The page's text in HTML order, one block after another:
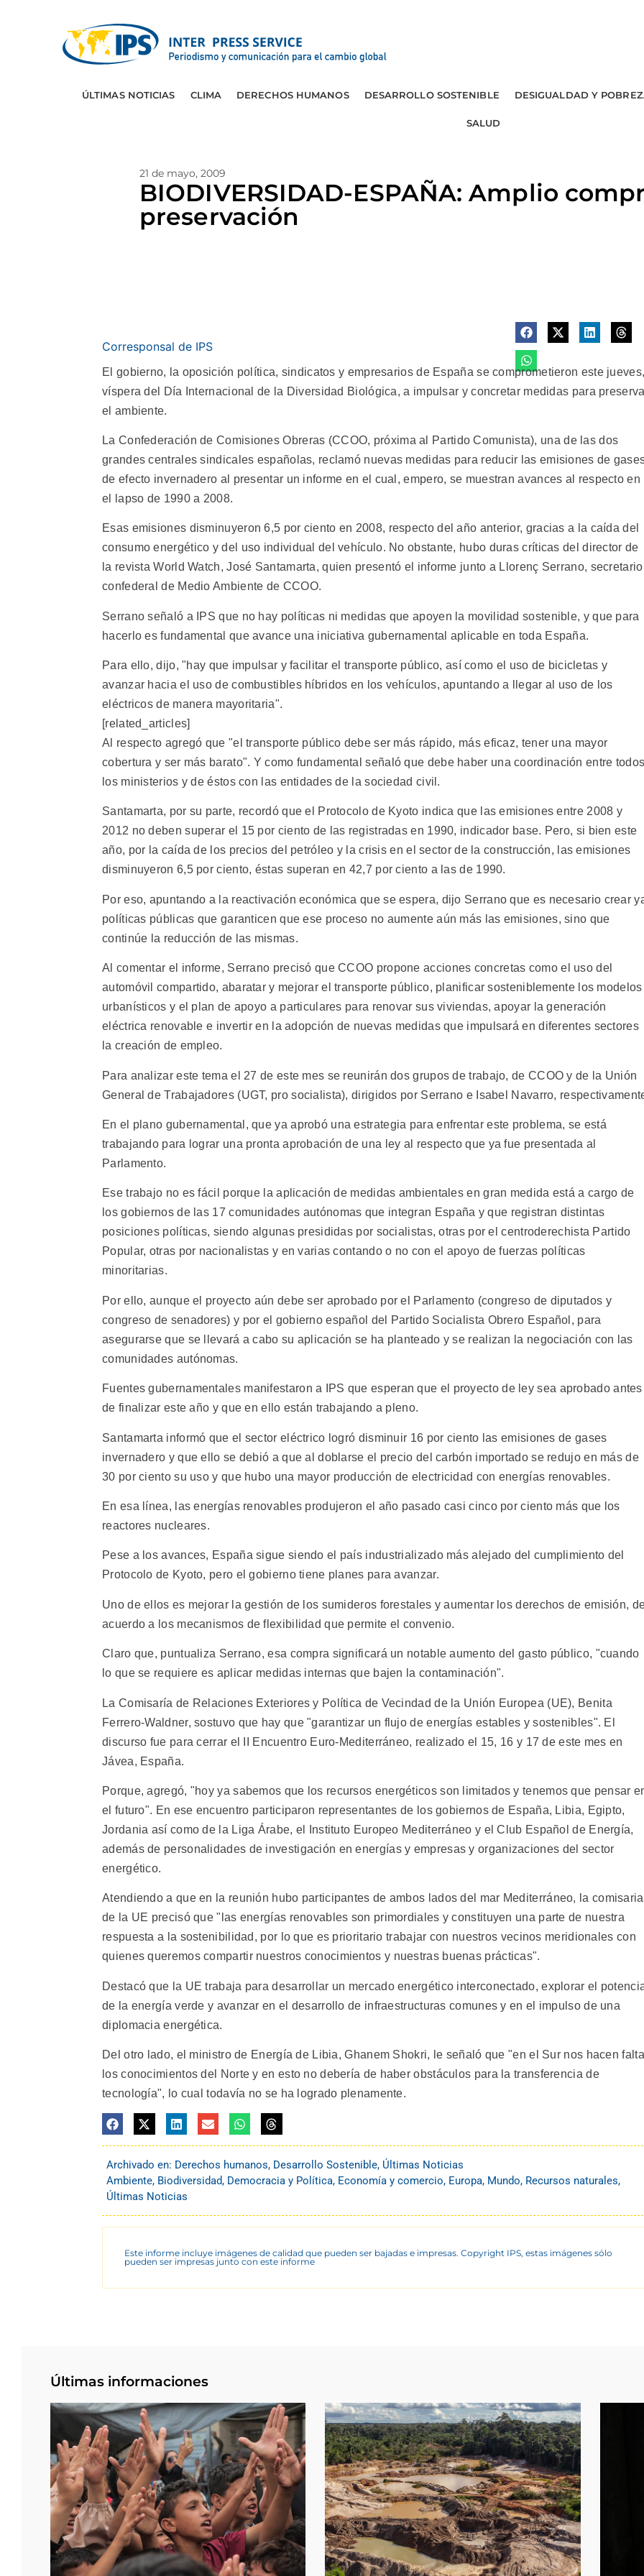
ÚLTIMAS NOTICIAS CLIMA DERECHOS HUMANOS DESARROLLO SOSTENIBLE DESIGUALDAD Y
SALUD
21 de mayo, 2009
BIODIVERSIDAD-ESPAÑA: Amplio
preservación
Corresponsal de IPS
El gobierno, la oposición política, sindicatos y empresarios de España se comprometieron este
víspera del Día Internacional de la Diversidad Biológica, a impulsar y concretar medidas para
el ambiente.
La Confederación de Comisiones Obreras (CCOO, próxima al Partido Comunista), una de las dos
grandes centrales sindicales españolas, reclamó nuevas medidas para reducir las emisiones de
de efecto invernadero al presentar un informe en el cual, empero, se muestran avances al respecto en
el lapso de 1990 a 2008.
Esas emisiones disminuyeron 6,5 por ciento en 2008, respecto del año anterior, gracias a la caída del
consumo energético y del uso individual del vehículo. No obstante, hubo duras críticas del director de
la revista World Watch, José Santamarta, quien presentó el informe junto a Llorenç Serrano, secretario
confederal de Medio Ambiente de CCOO.
Serrano señaló a IPS que no hay políticas ni medidas que apoyen la movilidad sostenible, y que para
hacerlo es fundamental que avance una iniciativa gubernamental aplicable en toda España.
Para ello, dijo, "hay que impulsar y facilitar el transporte público, así como el uso de bicicletas y
avanzar hacia el uso de combustibles híbridos en los vehículos, apuntando a llegar al uso de los
eléctricos de manera mayoritaria".
[related_articles]
Al respecto agregó que "el transporte público debe ser más rápido, más eficaz, tener una mayor
cobertura y ser más barato". Y como fundamental señaló que debe haber una coordinación entre
los ministerios y de éstos con las entidades de la sociedad civil.
Santamarta, por su parte, recordó que el Protocolo de Kyoto indica que las emisiones entre 2008 y
2012 no deben superar el 15 por ciento de las registradas en 1990, indicador base. Pero, si bien este
año, por la caída de los precios del petróleo y la crisis en el sector de la construcción, las emisiones
disminuyeron 6,5 por ciento, éstas superan en 42,7 por ciento a las de 1990.
Por eso, apuntando a la reactivación económica que se espera, dijo Serrano que es necesario crear
políticas públicas que garanticen que ese proceso no aumente aún más las emisiones, sino que
continúe la reducción de las mismas.
Al comentar el informe, Serrano precisó que CCOO propone acciones concretas como el uso del
automóvil compartido, abaratar y mejorar el transporte público, planificar sosteniblemente los modelos
urbanísticos y el plan de apoyo a particulares para renovar sus viviendas, apoyar la generación
eléctrica renovable e invertir en la adopción de nuevas medidas que impulsará en diferentes sectores
la creación de empleo.
Para analizar este tema el 27 de este mes se reunirán dos grupos de trabajo, de CCOO y de la Unión
General de Trabajadores (UGT, pro socialista), dirigidos por Serrano e Isabel Navarro,
En el plano gubernamental, que ya aprobó una estrategia para enfrentar este problema, se está
trabajando para lograr una pronta aprobación de una ley al respecto que ya fue presentada al
Parlamento.
Ese trabajo no es fácil porque la aplicación de medidas ambientales en gran medida está a cargo de
los gobiernos de las 17 comunidades autónomas que integran España y que registran distintas
posiciones políticas, siendo algunas presididas por socialistas, otras por el centroderechista Partido
Popular, otras por nacionalistas y en varias contando o no con el apoyo de fuerzas políticas
minoritarias.
Por ello, aunque el proyecto aún debe ser aprobado por el Parlamento (congreso de diputados y
congreso de senadores) y por el gobierno español del Partido Socialista Obrero Español, para
asegurarse que se llevará a cabo su aplicación se ha planteado y se realizan la negociación con las
comunidades autónomas.
Fuentes gubernamentales manifestaron a IPS que esperan que el proyecto de ley sea aprobado antes
de finalizar este año y que en ello están trabajando a pleno.
Santamarta informó que el sector eléctrico logró disminuir 16 por ciento las emisiones de gases
invernadero y que ello se debió a que al doblarse el precio del carbón importado se redujo en más de
30 por ciento su uso y que hubo una mayor producción de electricidad con energías renovables.
En esa línea, las energías renovables produjeron el año pasado casi cinco por ciento más que los
reactores nucleares.
Pese a los avances, España sigue siendo el país industrializado más alejado del cumplimiento del
Protocolo de Kyoto, pero el gobierno tiene planes para avanzar.
Uno de ellos es mejorar la gestión de los sumideros forestales y aumentar los derechos de emisión,
acuerdo a los mecanismos de flexibilidad que permite el convenio.
Claro que, puntualiza Serrano, esa compra significará un notable aumento del gasto público, "cuando
lo que se requiere es aplicar medidas internas que bajen la contaminación".
La Comisaría de Relaciones Exteriores y Política de Vecindad de la Unión Europea (UE), Benita
Ferrero-Waldner, sostuvo que hay que "garantizar un flujo de energías estables y sostenibles". El
discurso fue para cerrar el II Encuentro Euro-Mediterráneo, realizado el 15, 16 y 17 de este mes en
Jávea, España.
Porque, agregó, "hoy ya sabemos que los recursos energéticos son limitados y tenemos que pensar
el futuro". En ese encuentro participaron representantes de los gobiernos de España, Libia, Egipto,
Jordania así como de la Liga Árabe, el Instituto Europeo Mediterráneo y el Club Español de Energía,
además de personalidades de investigación en energías y empresas y organizaciones del sector
energético.
Atendiendo a que en la reunión hubo participantes de ambos lados del mar Mediterráneo, la comisaria
de la UE precisó que "las energías renovables son primordiales y constituyen una parte de nuestra
respuesta a la sostenibilidad, por lo que es prioritario trabajar con nuestros vecinos meridionales con
quienes queremos compartir nuestros conocimientos y nuestras buenas prácticas".
Destacó que la UE trabaja para desarrollar un mercado energético interconectado, explorar el
de la energía verde y avanzar en el desarrollo de infraestructuras comunes y en el impulso de una
diplomacia energética.
Del otro lado, el ministro de Energía de Libia, Ghanem Shokri, le señaló que "en el Sur nos hacen falta
los conocimientos del Norte y en esto no debería de haber obstáculos para la transferencia de
tecnología", lo cual todavía no se ha logrado plenamente.
Archivado en: Derechos humanos, Desarrollo Sostenible, Últimas Noticias
Ambiente, Biodiversidad, Democracia y Política, Economía y comercio, Europa, Mundo, Recursos naturales,
Últimas Noticias
Este informe incluye imágenes de calidad que pueden ser bajadas e impresas. Copyright IPS, estas imágenes sólo
pueden ser impresas junto con este informe
Últimas informaciones